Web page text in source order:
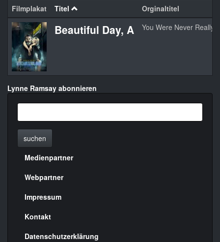
Filmplakat Titel Orginaltitel
Beautiful Day, A You Were Never Really
Lynne Ramsay abonnieren
suchen
Menülinks
rechte
Seite
Medienpartner
Webpartner
Impressum
Kontakt
Datenschutzerklärung